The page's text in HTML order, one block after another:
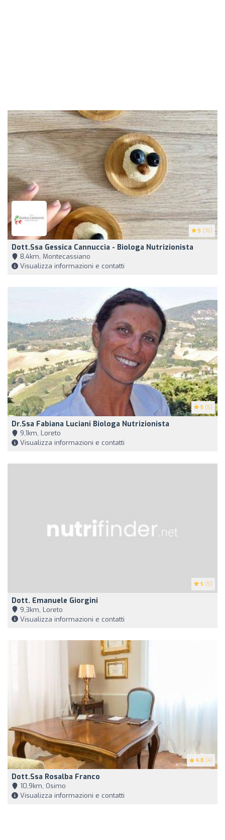
5 (76)
Dott.ssa Gessica Cannuccia - Biologa Nutrizionista
8,4km, Montecassiano
Visualizza informazioni e contatti
5 (5)
Dr.ssa Fabiana Luciani Biologa Nutrizionista
9,1km, Loreto
Visualizza informazioni e contatti
5 (5)
Dott. Emanuele Giorgini
9,3km, Loreto
Visualizza informazioni e contatti
4.8 (4)
Dott.ssa Rosalba Franco
10,9km, Osimo
Visualizza informazioni e contatti